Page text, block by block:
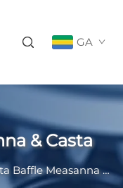
GA
& Casta
Baffle Measanna & Casta